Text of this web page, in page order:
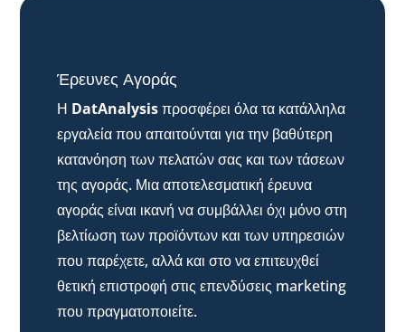
Έρευνες Αγοράς
Η DatAnalysisπροσφέρει όλα τα κατάλληλα
εργαλεία που απαιτούνται για την βαθύτερη
κατανόηση των πελατών σας και των τάσεων
της αγοράς. Μια αποτελεσματική έρευνα
αγοράς είναι ικανή να συμβάλλει όχι μόνο στη
βελτίωση των προϊόντων και των υπηρεσιών
που παρέχετε, αλλά και στο να επιτευχθεί
θετική επιστροφή στις επενδύσεις marketing
που πραγματοποιείτε.